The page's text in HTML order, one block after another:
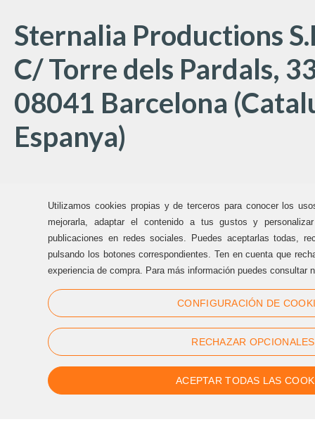
Sternalia Productions
C/ Torre dels Pardals,
08041 Barcelona
Espanya)
Oficines Sternalia:
(+34) 93 170 17 97
info@sternalia.com
Dill-Dij de 9:00h a 17:00h
Div de 9:00h a 17:00h
Utilizamos cookies propias y de terceros para conocer los
mejorarla, adaptar el contenido a tus gustos y
publicaciones en redes sociales. Puedes aceptarlas todas,
pulsando los botones correspondientes. Ten en cuenta que
experiencia de compra. Para más información puedes consultar
CONFIGURACIÓN DE
RECHAZAR OPCIONALES
ACEPTAR TODAS LAS